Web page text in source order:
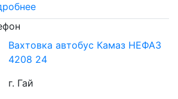
Вахтовка автобус Камаз НЕФАЗ
4208 24
г. Гай